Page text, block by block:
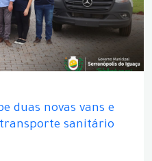
duas novas vans e
sanitário